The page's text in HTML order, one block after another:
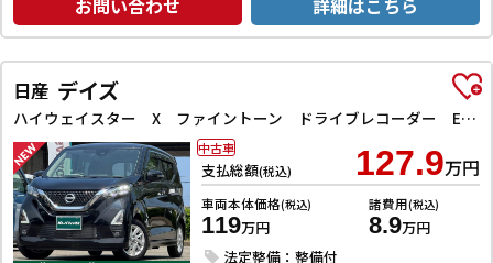
お問い合わせ 詳細はこちら
日産 デイズ
ハイウェイスター X ファイントーン ドライブレコーダー ETC 全周囲カメラ クリアランスソナー 衝突被害軽減システム オートライト LEDヘッドランプ スマートキー アイドリングストップ 電動格納ミラー ベンチシート CVT
支払総額(税込) 127.9万円
車両本体価格(税込)
119万円
諸費用(税込)
8.9万円
法定整備：整備付
中古車